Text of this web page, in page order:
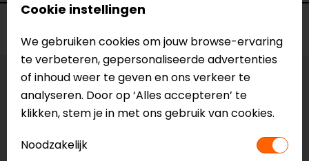
Vestiging Apeldoorn
Niet op voorraad
Vestiging Breda
Niet op voorraad
Cookie instellingen
We gebruiken cookies om jouw browse-ervaring
te verbeteren, gepersonaliseerde advertenties
of inhoud weer te geven en ons verkeer te
analyseren. Door op ‘Alles accepteren’ te
klikken, stem je in met ons gebruik van cookies.
Noodzakelijk